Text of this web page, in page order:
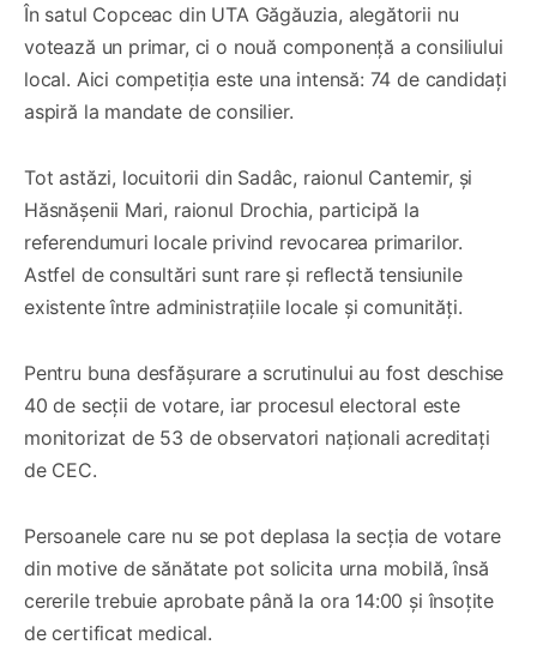
În satul Copceac din UTA Găgăuzia, alegătorii nu
votează un primar, ci o nouă componență a consiliului
local. Aici competiția este una intensă: 74 de candidați
aspiră la mandate de consilier.
Tot astăzi, locuitorii din Sadâc, raionul Cantemir, și
Hăsnășenii Mari, raionul Drochia, participă la
referendumuri locale privind revocarea primarilor.
Astfel de consultări sunt rare și reflectă tensiunile
existente între administrațiile locale și comunități.
Pentru buna desfășurare a scrutinului au fost deschise
40 de secții de votare, iar procesul electoral este
monitorizat de 53 de observatori naționali acreditați
de CEC.
Persoanele care nu se pot deplasa la secția de votare
din motive de sănătate pot solicita urna mobilă, însă
cererile trebuie aprobate până la ora 14:00 și însoțite
de certificat medical.